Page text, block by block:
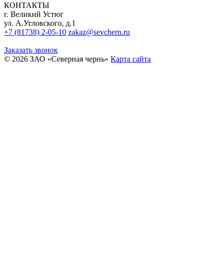
КОНТАКТЫ
г. Великий Устюг
ул. А.Угловского, д.1
+7 (81738) 2-05-10 zakaz@sevchern.ru
Заказать звонок
© 2026 ЗАО «Северная чернь» Карта сайта